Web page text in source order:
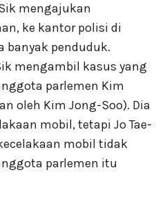
mengajukan
ke kantor polisi di
banyak penduduk.
mengambil kasus yang
parlemen Kim
oleh Kim Jong-Soo). Dia
mobil, tetapi Jo Tae-
mobil tidak
parlemen itu